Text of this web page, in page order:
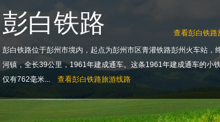
查看彭白铁路
彭白铁路
彭白铁路位于彭州市境内，起点为彭州市区青灌铁路彭州火车站，
河镇，全长39公里，1961年建成通车。这条1961年建成通车的小
仅有762毫米...
查看彭白铁路旅游线路